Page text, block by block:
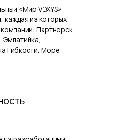
«Мир VOXYS»:
каждая из которых
Партнерск,
Эмпатийка,
Гибкости, Море